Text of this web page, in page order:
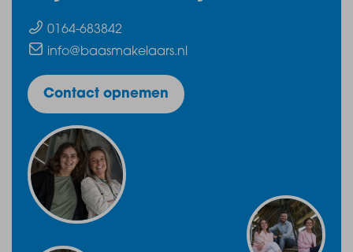
0164-683842
info@baasmakelaars.nl
Contact opnemen